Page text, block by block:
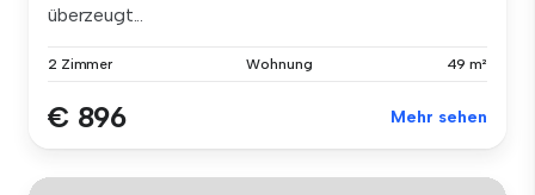
überzeugt...
2 Zimmer Wohnung 49 m²
€ 896 Mehr sehen